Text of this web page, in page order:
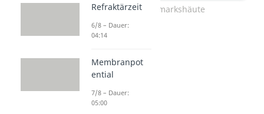
Rückenmarkshäute
Refraktärzeit
6/8 – Dauer:
04:14
Membranpot
ential
7/8 – Dauer:
05:00